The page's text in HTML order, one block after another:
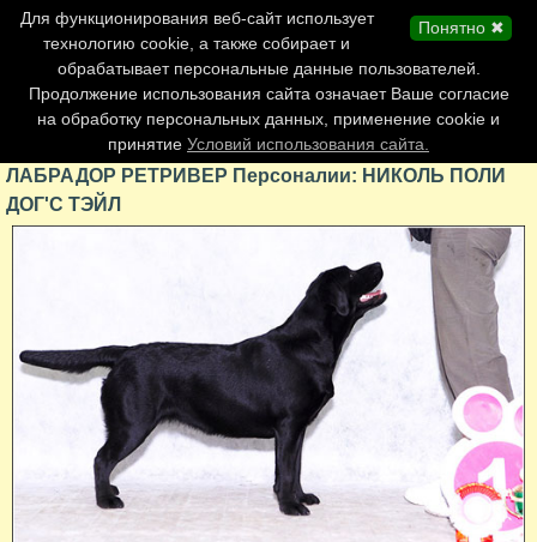
Главная страница
Обновления сайта
Контакты
Персоналии
Форум
ЛАБРАДОР РЕТРИВЕР Персоналии: НИКОЛЬ ПОЛИ
ДОГ'С ТЭЙЛ
Понятно ✖
Для функционирования веб-сайт использует
технологию cookie, а также собирает и
обрабатывает персональные данные пользователей.
Продолжение использования сайта означает Ваше согласие
на обработку персональных данных, применение cookie и
принятие Условий использования сайта.